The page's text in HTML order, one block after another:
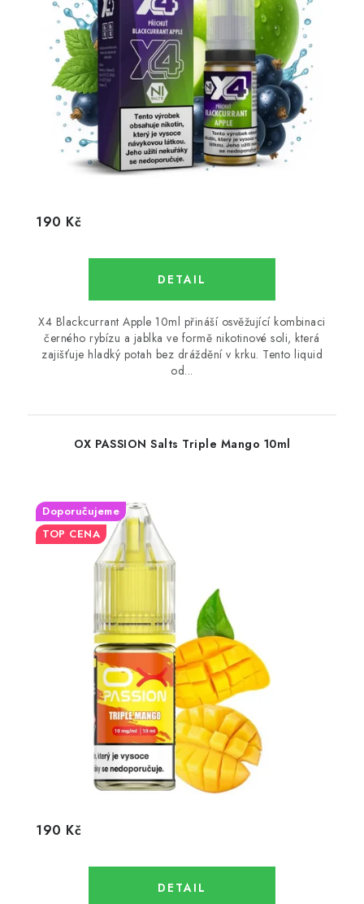
190 Kč
X4 Blackcurrant Apple 10ml přináší osvěžující kombinaci
černého rybízu a jablka ve formě nikotinové soli, která
zajišťuje hladký potah bez dráždění v krku. Tento liquid
od...
OX PASSION Salts Triple Mango 10ml
Doporučujeme
TOP CENA
190 Kč